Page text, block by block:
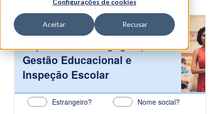
Configurações de cookies
Aceitar Recusar
Especialização em
Supervisão Pedagógica,
Gestão Educacional e
Inspeção Escolar
Estrangeiro? Nome social?